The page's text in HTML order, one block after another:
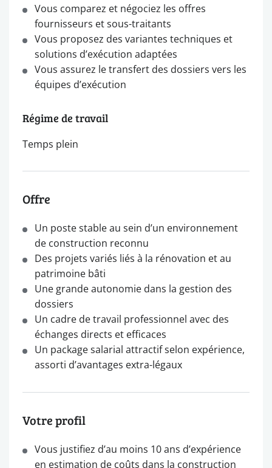
Vous comparez et négociez les offres
fournisseurs et sous-traitants
Vous proposez des variantes techniques et
solutions d’exécution adaptées
Vous assurez le transfert des dossiers vers les
équipes d’exécution
Régime de travail
Temps plein
Offre
Un poste stable au sein d’un environnement
de construction reconnu
Des projets variés liés à la rénovation et au
patrimoine bâti
Une grande autonomie dans la gestion des
dossiers
Un cadre de travail professionnel avec des
échanges directs et efficaces
Un package salarial attractif selon expérience,
assorti d’avantages extra-légaux
Votre profil
Vous justifiez d’au moins 10 ans d’expérience
en estimation de coûts dans la construction